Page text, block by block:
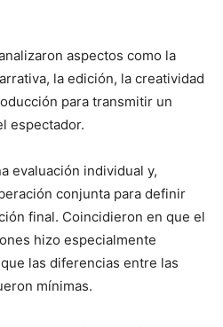
aspectos como la
la edición, la creatividad
para transmitir un
espectador.
evaluación individual y,
conjunta para definir
final. Coincidieron en que el
hizo especialmente
las diferencias entre las
mínimas.